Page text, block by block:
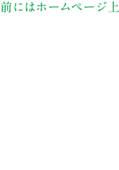
にはホームページ上